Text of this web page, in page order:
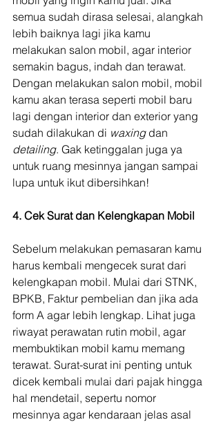
semua sudah dirasa selesai, alangkah
lebih baiknya lagi jika kamu
melakukan salon mobil, agar interior
semakin bagus, indah dan terawat.
Dengan melakukan salon mobil, mobil
kamu akan terasa seperti mobil baru
lagi dengan interior dan exterior yang
sudah dilakukan di waxing dan
detailing. Gak ketinggalan juga ya
untuk ruang mesinnya jangan sampai
lupa untuk ikut dibersihkan!
4. Cek Surat dan Kelengkapan Mobil
Sebelum melakukan pemasaran kamu
harus kembali mengecek surat dari
kelengkapan mobil. Mulai dari STNK,
BPKB, Faktur pembelian dan jika ada
form A agar lebih lengkap. Lihat juga
riwayat perawatan rutin mobil, agar
membuktikan mobil kamu memang
terawat. Surat-surat ini penting untuk
dicek kembali mulai dari pajak hingga
hal mendetail, sepertu nomor
mesinnya agar kendaraan jelas asal